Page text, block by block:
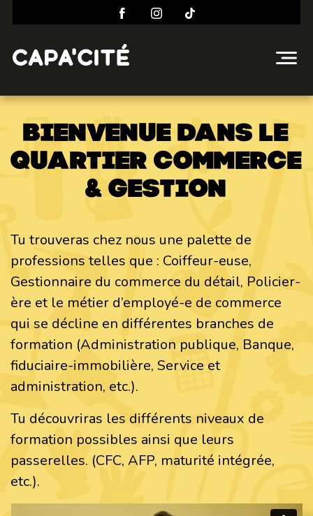
Bienvenue dans le
quartier commerce
& gestion
Tu trouveras chez nous une palette de
professions telles que : Coiffeur-euse,
Gestionnaire du commerce du détail, Policier-
ère et le métier d’employé-e de commerce
qui se décline en différentes branches de
formation (Administration publique, Banque,
fiduciaire-immobilière, Service et
administration, etc.).
Tu découvriras les différents niveaux de
formation possibles ainsi que leurs
passerelles. (CFC, AFP, maturité intégrée,
etc.).